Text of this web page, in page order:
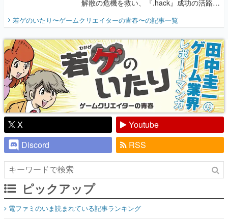
解散の危機を救い、『.hack』成功の活路を
開く。業界の快男児・松山 洋に流れる血は
『少年ジャンプ』色だった【若ゲのいた
り】
若ゲのいたり〜ゲームクリエイターの青春〜の記事一覧
X
Youtube
Discord
RSS
ピックアップ
電ファミのいま読まれている記事ランキング